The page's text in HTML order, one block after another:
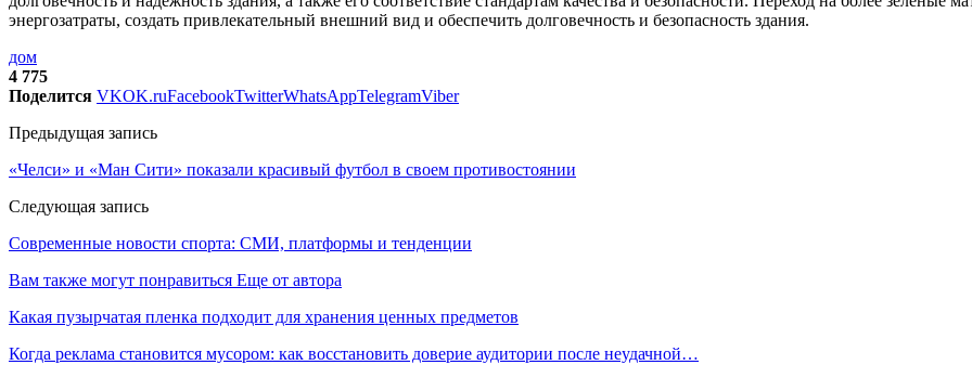
энергозатраты, создать привлекательный внешний вид и обеспечить долговечность и безопасность здания.
дом
4 775
Поделится VKOK.ruFacebookTwitterWhatsAppTelegramViber
Предыдущая запись
«Челси» и «Ман Сити» показали красивый футбол в своем противостоянии
Следующая запись
Современные новости спорта: СМИ, платформы и тенденции
Вам также могут понравиться Еще от автора
Какая пузырчатая пленка подходит для хранения ценных предметов
Когда реклама становится мусором: как восстановить доверие аудитории после неудачной…